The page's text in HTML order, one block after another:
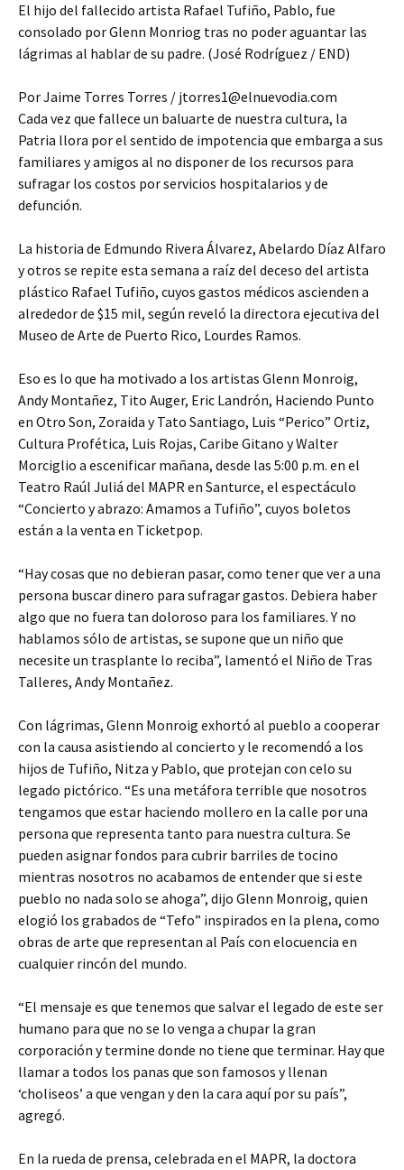
El hijo del fallecido artista Rafael Tufiño, Pablo, fue
consolado por Glenn Monriog tras no poder aguantar las
lágrimas al hablar de su padre. (José Rodríguez / END)
Por Jaime Torres Torres / jtorres1@elnuevodia.com
Cada vez que fallece un baluarte de nuestra cultura, la
Patria llora por el sentido de impotencia que embarga a sus
familiares y amigos al no disponer de los recursos para
sufragar los costos por servicios hospitalarios y de
defunción.
La historia de Edmundo Rivera Álvarez, Abelardo Díaz Alfaro
y otros se repite esta semana a raíz del deceso del artista
plástico Rafael Tufiño, cuyos gastos médicos ascienden a
alrededor de $15 mil, según reveló la directora ejecutiva del
Museo de Arte de Puerto Rico, Lourdes Ramos.
Eso es lo que ha motivado a los artistas Glenn Monroig,
Andy Montañez, Tito Auger, Eric Landrón, Haciendo Punto
en Otro Son, Zoraida y Tato Santiago, Luis “Perico” Ortiz,
Cultura Profética, Luis Rojas, Caribe Gitano y Walter
Morciglio a escenificar mañana, desde las 5:00 p.m. en el
Teatro Raúl Juliá del MAPR en Santurce, el espectáculo
“Concierto y abrazo: Amamos a Tufiño”, cuyos boletos
están a la venta en Ticketpop.
“Hay cosas que no debieran pasar, como tener que ver a una
persona buscar dinero para sufragar gastos. Debiera haber
algo que no fuera tan doloroso para los familiares. Y no
hablamos sólo de artistas, se supone que un niño que
necesite un trasplante lo reciba”, lamentó el Niño de Tras
Talleres, Andy Montañez.
Con lágrimas, Glenn Monroig exhortó al pueblo a cooperar
con la causa asistiendo al concierto y le recomendó a los
hijos de Tufiño, Nitza y Pablo, que protejan con celo su
legado pictórico. “Es una metáfora terrible que nosotros
tengamos que estar haciendo mollero en la calle por una
persona que representa tanto para nuestra cultura. Se
pueden asignar fondos para cubrir barriles de tocino
mientras nosotros no acabamos de entender que si este
pueblo no nada solo se ahoga”, dijo Glenn Monroig, quien
elogió los grabados de “Tefo” inspirados en la plena, como
obras de arte que representan al País con elocuencia en
cualquier rincón del mundo.
“El mensaje es que tenemos que salvar el legado de este ser
humano para que no se lo venga a chupar la gran
corporación y termine donde no tiene que terminar. Hay que
llamar a todos los panas que son famosos y llenan
‘choliseos’ a que vengan y den la cara aquí por su país”,
agregó.
En la rueda de prensa, celebrada en el MAPR, la doctora